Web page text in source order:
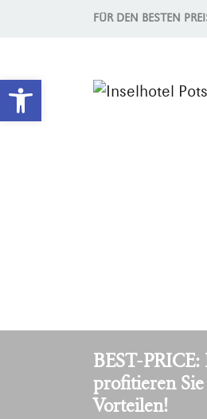
Werkzeugleiste
FÜR DEN BESTEN
BEST-
profitieren
Vorteilen!